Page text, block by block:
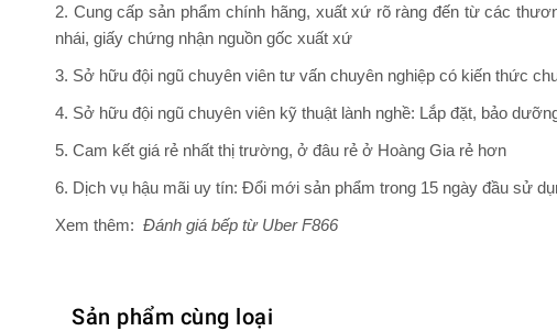
2. Cung cấp sản phẩm chính hãng, xuất xứ rõ ràng đến từ các
nhái, giấy chứng nhận nguồn gốc xuất xứ
3. Sở hữu đội ngũ chuyên viên tư vấn chuyên nghiệp có kiến thức
4. Sở hữu đội ngũ chuyên viên kỹ thuật lành nghề: Lắp đặt, bảo
5. Cam kết giá rẻ nhất thị trường, ở đâu rẻ ở Hoàng Gia rẻ hơn
6. Dịch vụ hậu mãi uy tín: Đổi mới sản phẩm trong 15 ngày đầu sử
Xem thêm: Đánh giá bếp từ Uber F866
Sản phẩm cùng loại